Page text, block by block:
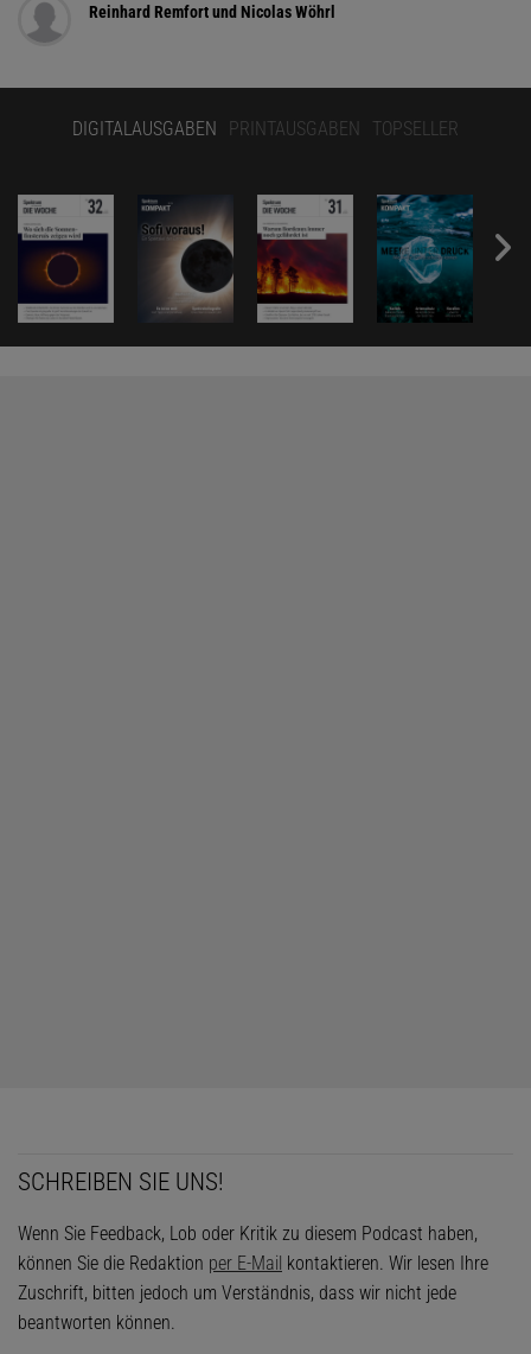
Reinhard Remfort und Nicolas Wöhrl
DIGITALAUSGABEN PRINTAUSGABEN TOPSELLER
SCHREIBEN SIE UNS!
Wenn Sie Feedback, Lob oder Kritik zu diesem Podcast haben,
können Sie die Redaktion per E-Mail kontaktieren. Wir lesen Ihre
Zuschrift, bitten jedoch um Verständnis, dass wir nicht jede
beantworten können.